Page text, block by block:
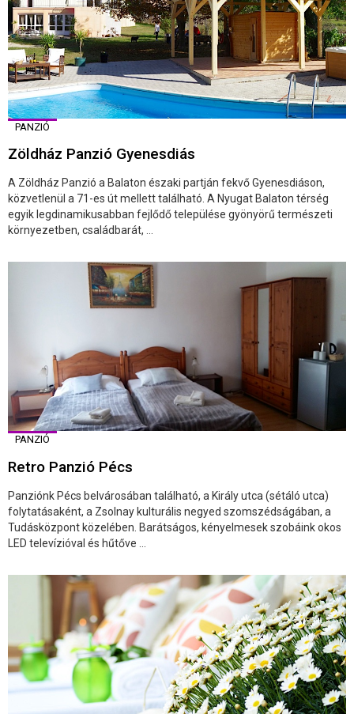
PANZIÓ
Zöldház Panzió Gyenesdiás
A Zöldház Panzió a Balaton északi partján fekvő Gyenesdiáson,
közvetlenül a 71-es út mellett található. A Nyugat Balaton térség
egyik legdinamikusabban fejlődő települése gyönyörű természeti
környezetben, családbarát, ...
PANZIÓ
Retro Panzió Pécs
Panziónk Pécs belvárosában található, a Király utca (sétáló utca)
folytatásaként, a Zsolnay kulturális negyed szomszédságában, a
Tudásközpont közelében. Barátságos, kényelmesek szobáink okos
LED televízióval és hűtőve ...